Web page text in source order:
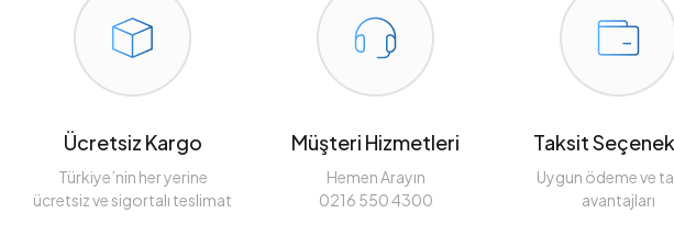
Ücretsiz Kargo
Türkiye’nin her yerine
ücretsiz ve sigortalı teslimat
Müşteri Hizmetleri
Hemen Arayın
0216 550 4300
Taksit
Uygun ödeme ve
avantajları